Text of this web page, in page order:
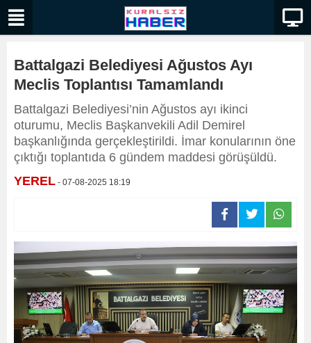
Battalgazi Belediyesi Ağustos Ayı
Meclis Toplantısı Tamamlandı
Battalgazi Belediyesi’nin Ağustos ayı ikinci
oturumu, Meclis Başkanvekili Adil Demirel
başkanlığında gerçekleştirildi. İmar konularının öne
çıktığı toplantıda 6 gündem maddesi görüşüldü.
YEREL - 07-08-2025 18:19